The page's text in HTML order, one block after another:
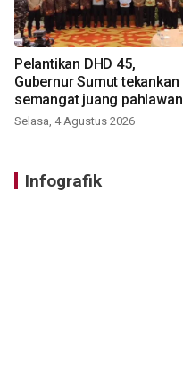
Pelantikan DHD 45,
Gubernur Sumut tekankan
semangat juang pahlawan
Selasa, 4 Agustus 2026
Infografik